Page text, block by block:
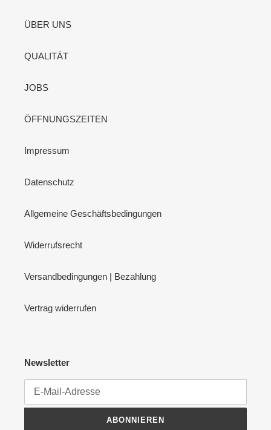
ÜBER UNS
QUALITÄT
JOBS
ÖFFNUNGSZEITEN
Impressum
Datenschutz
Allgemeine Geschäftsbedingungen
Widerrufsrecht
Versandbedingungen | Bezahlung
Vertrag widerrufen
Newsletter
ABONNIEREN